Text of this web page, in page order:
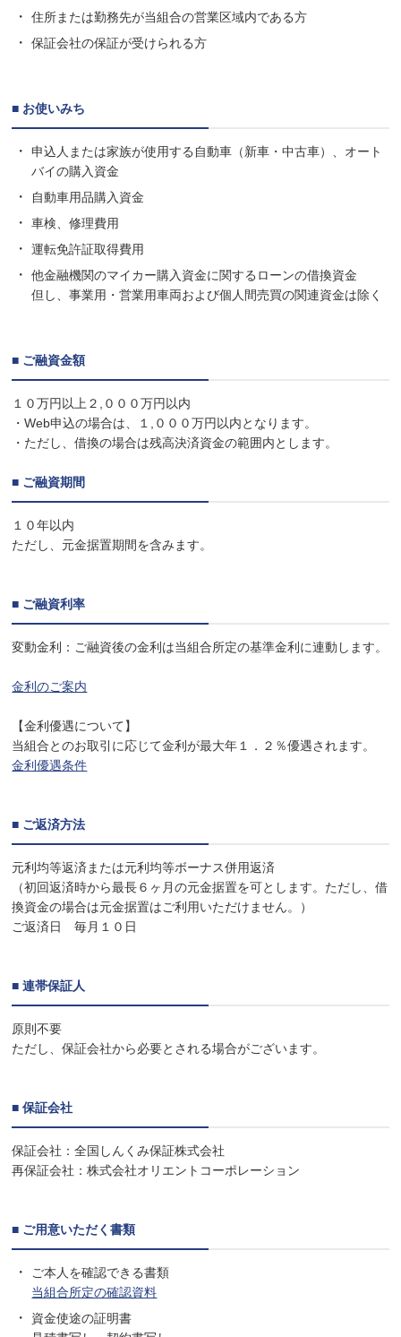
住所または勤務先が当組合の営業区域内である方
保証会社の保証が受けられる方
■ お使いみち
申込人または家族が使用する自動車（新車・中古車）、オート
バイの購入資金
自動車用品購入資金
車検、修理費用
運転免許証取得費用
他金融機関のマイカー購入資金に関するローンの借換資金
但し、事業用・営業用車両および個人間売買の関連資金は除く
■ ご融資金額
１０万円以上２,０００万円以内
・Web申込の場合は、１,０００万円以内となります。
・ただし、借換の場合は残高決済資金の範囲内とします。
■ ご融資期間
１０年以内
ただし、元金据置期間を含みます。
■ ご融資利率
変動金利：ご融資後の金利は当組合所定の基準金利に連動します。
金利のご案内
【金利優遇について】
当組合とのお取引に応じて金利が最大年１．２％優遇されます。
金利優遇条件
■ ご返済方法
元利均等返済または元利均等ボーナス併用返済
（初回返済時から最長６ヶ月の元金据置を可とします。ただし、借
換資金の場合は元金据置はご利用いただけません。）
ご返済日 毎月１０日
■ 連帯保証人
原則不要
ただし、保証会社から必要とされる場合がございます。
■ 保証会社
保証会社：全国しんくみ保証株式会社
再保証会社：株式会社オリエントコーポレーション
■ ご用意いただく書類
ご本人を確認できる書類
当組合所定の確認資料
資金使途の証明書